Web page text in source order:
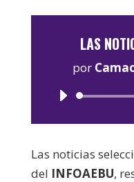
LAS
por
Las noticias
del INFOAEBU,